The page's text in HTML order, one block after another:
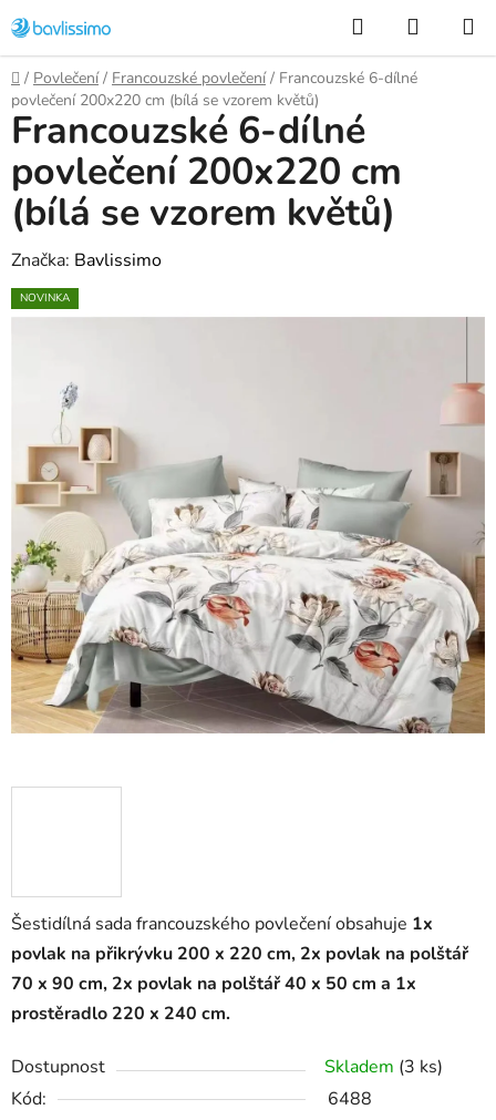
na
obsah
Hledat
KOŠÍK
Domů
/ Povlečení / Francouzské povlečení / Francouzské 6-dílné
povlečení 200x220 cm (bílá se vzorem květů)
Šestidílná sada francouzského povlečení obsahuje 1x
povlak na přikrývku 200 x 220 cm, 2x povlak na polštář
70 x 90 cm, 2x povlak na polštář 40 x 50 cm a 1x
prostěradlo 220 x 240 cm.
Dostupnost Skladem (3 ks)
Kód:
6488
Francouzské 6-dílné
povlečení 200x220 cm
(bílá se vzorem květů)
Značka: Bavlissimo
NOVINKA